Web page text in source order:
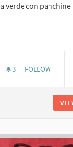
verde con panchine
3 3 FOLLOWERS
FOLLOW